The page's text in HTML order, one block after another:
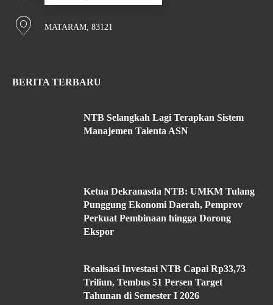
MATARAM, 83121
BERITA TERBARU
NTB Selangkah Lagi Terapkan Sistem
Manajemen Talenta ASN
Ketua Dekranasda NTB: UMKM Tulang
Punggung Ekonomi Daerah, Pemprov
Perkuat Pembinaan hingga Dorong
Ekspor
Realisasi Investasi NTB Capai Rp33,73
Triliun, Tembus 51 Persen Target
Tahunan di Semester I 2026